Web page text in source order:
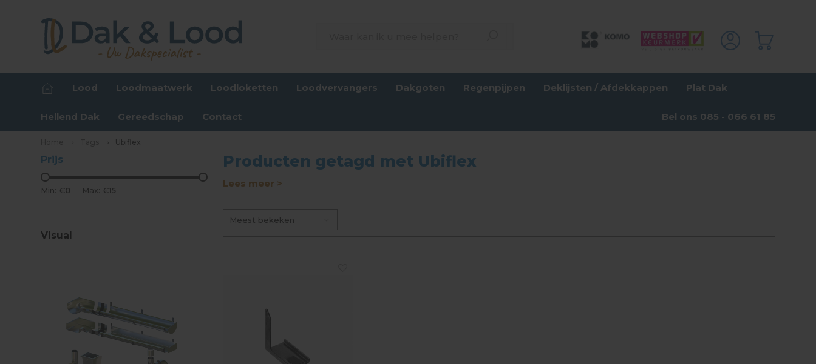
Lood Loodmaatwerk Loodloketten Loodvervangers Dakgoten Regenpijpen Deklijsten / Afdekkappen Plat Dak
Hellend Dak Gereedschap Contact Bel ons 085 - 066 61 85
Ubiflex
Prijs
Min: €0 Max: €15
Visual
Producten getagd met Ubiflex
Lees meer >
Meest bekeken